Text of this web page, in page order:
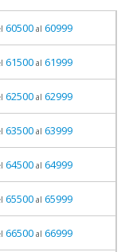
60500al 60999
61500al 61999
62500al 62999
63500al 63999
64500al 64999
65500al 65999
66500al 66999